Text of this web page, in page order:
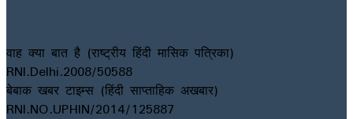
वाह क्या बात है (राष्ट्रीय हिंदी मासिक पत्रिका)
RNI.Delhi.2008/50588
बेबाक खबर टाइम्स (हिंदी साप्ताहिक अखबार)
RNI.NO.UPHIN/2014/125887